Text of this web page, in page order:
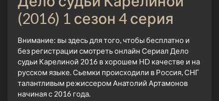
(2016) 1 сезон 4 серия
Внимание: вы здесь для того, чтобы бесплатно и
без регистрации смотреть онлайн Сериал Дело
судьи Карелиной 2016 в хорошем HD качестве и на
русском языке. Сьемки происходили в Россия, СНГ
талантливым режиссером Анатолий Артамонов
начиная с 2016 года.